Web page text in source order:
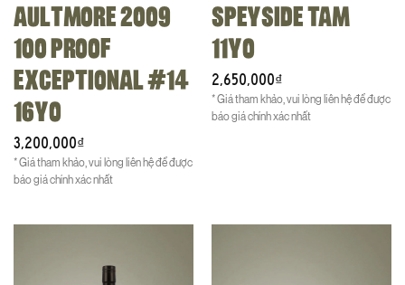
AULTMORE 2009
100 PROOF
EXCEPTIONAL #14
16YO
3,200,000₫
* Giá tham khảo, vui lòng liên hệ để được
báo giá chính xác nhất
SPEYSIDE TAM
11YO
2,650,000₫
* Giá tham khảo, vui lòng liên hệ để được
báo giá chính xác nhất